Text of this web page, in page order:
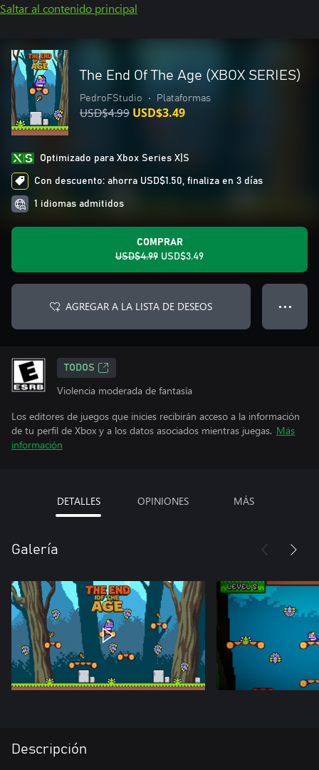
Saltar al contenido principal
The End Of The Age (XBOX SERIES)
PedroFStudio • Plataformas
USD$4.99 USD$3.49
Optimizado para Xbox Series X|S
Con descuento: ahorra USD$1.50, finaliza en 3 días
1 idiomas admitidos
COMPRAR
USD$4.99 USD$3.49
AGREGAR A LA LISTA DE DESEOS ● ● ●
TODOS
Violencia moderada de fantasía
Los editores de juegos que inicies recibirán acceso a la información
de tu perfil de Xbox y a los datos asociados mientras juegas. Más
información
DETALLES OPINIONES MÁS
Galería
Descripción